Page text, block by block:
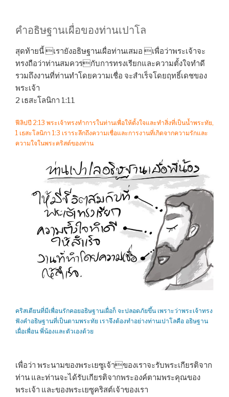
คำอธิษฐานเผื่อของท่านเปาโล
สุดท้ายนี้ เรายังอธิษฐานเผื่อท่านเสมอ เพื่อว่าพระเจ้าจะ
ทรงถือว่าท่านสมควรกับการทรงเรียกและความตั้งใจทำดี
รวมถึงงานที่ท่านทำโดยความเชื่อ จะสำเร็จโดยฤทธิ์เดชของ
พระเจ้า
2 เธสะโลนิกา 1:11
ฟีลิปปี 2:13 พระเจ้าทรงทำการในท่านเพื่อให้ตั้งใจและทำสิ่งที่เป็นน้ำพระทัย,
1 เธสะโลนิกา 1:3 เราระลึกถึงความเชื่อและการงานที่เกิดจากความรักและ
ความใจในพระคริสต์ของท่าน
คริสเตียนที่มีเพื่อนรักคอยอธิษฐานเผื่อก็ จะปลอดภัยขึ้น เพราะว่าพระเจ้าทรง
ฟังคำอธิษฐานที่เป็นตามพระทัย เราจึงต้องทำอย่างท่านเปาโลคือ อธิษฐาน
เผื่อเพื่อน พี่น้องและตัวเองด้วย
เพื่อว่า พระนามของพระเยซูเจ้าของเราจะรับพระเกียรติจาก
ท่าน และท่านจะได้รับเกียรติจากพระองค์ตามพระคุณของ
พระเจ้า และของพระเยซูคริสต์เจ้าของเรา